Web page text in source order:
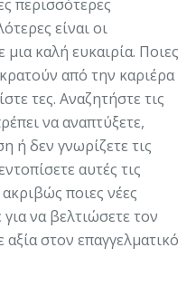
περισσότερες
είναι οι
καλή ευκαιρία. Ποιες
από την καριέρα
τες. Αναζητήστε τις
να αναπτύξετε,
ή δεν γνωρίζετε τις
αυτές τις
ποιες νέες
να βελτιώσετε τον
στον επαγγελματικό